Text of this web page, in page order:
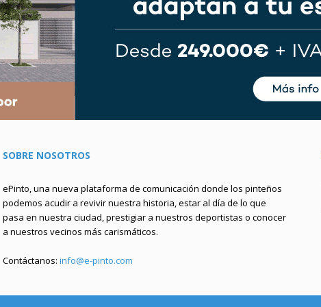
SOBRE NOSOTROS
ePinto, una nueva plataforma de comunicación donde los pinteños
podemos acudir a revivir nuestra historia, estar al día de lo que
pasa en nuestra ciudad, prestigiar a nuestros deportistas o conocer
a nuestros vecinos más carismáticos.
Contáctanos: info@e-pinto.com